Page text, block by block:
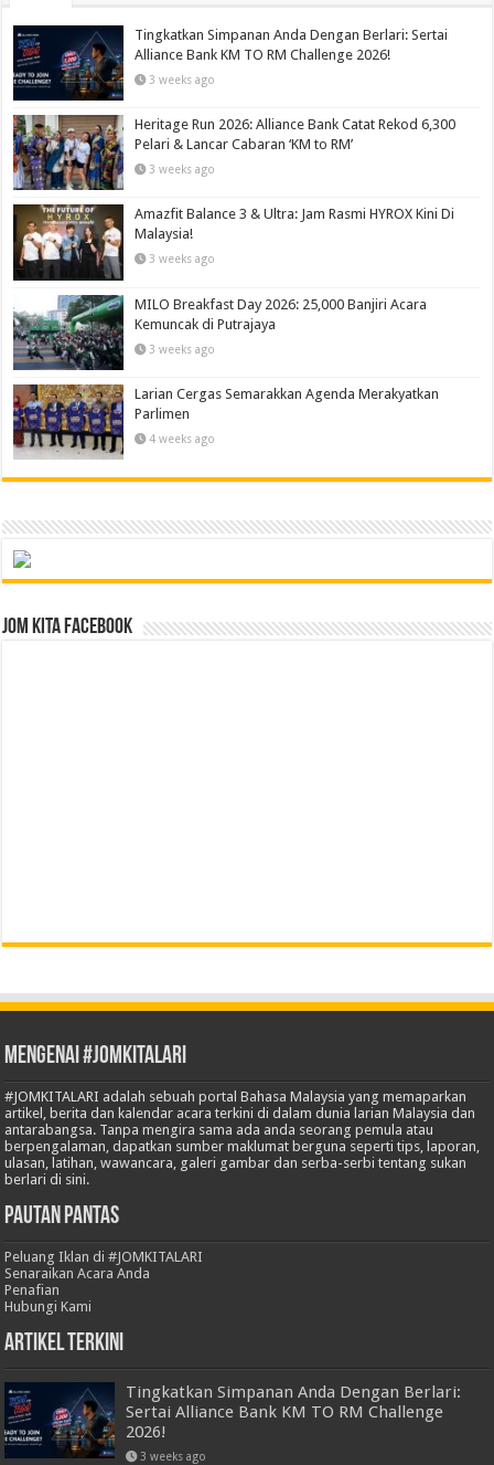
Tingkatkan Simpanan Anda Dengan Berlari: Sertai
Alliance Bank KM TO RM Challenge 2026!
3 weeks ago
Heritage Run 2026: Alliance Bank Catat Rekod 6,300
Pelari & Lancar Cabaran ‘KM to RM’
3 weeks ago
Amazfit Balance 3 & Ultra: Jam Rasmi HYROX Kini Di
Malaysia!
3 weeks ago
MILO Breakfast Day 2026: 25,000 Banjiri Acara
Kemuncak di Putrajaya
3 weeks ago
Larian Cergas Semarakkan Agenda Merakyatkan
Parlimen
4 weeks ago
Jom Kita Facebook
Mengenai #JOMKITALARI
#JOMKITALARI adalah sebuah portal Bahasa Malaysia yang memaparkan
artikel, berita dan kalendar acara terkini di dalam dunia larian Malaysia dan
antarabangsa. Tanpa mengira sama ada anda seorang pemula atau
berpengalaman, dapatkan sumber maklumat berguna seperti tips, laporan,
ulasan, latihan, wawancara, galeri gambar dan serba-serbi tentang sukan
berlari di sini.
Pautan Pantas
Peluang Iklan di #JOMKITALARI
Senaraikan Acara Anda
Penafian
Hubungi Kami
Artikel Terkini
Tingkatkan Simpanan Anda Dengan Berlari:
Sertai Alliance Bank KM TO RM Challenge
2026!
3 weeks ago